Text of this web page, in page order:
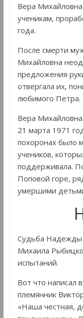
Вера
ученикам,
года.
После смерти
Михайловна
предложения
отвергала их,
любимого Петра.
Вера
21 марта 1971
похоронах было
учеников,
поддерживала.
Поповой горе,
умершими
Судьба Надежды
Михаила
испытаний.
Вот что написал
племянник
«Наша честная,